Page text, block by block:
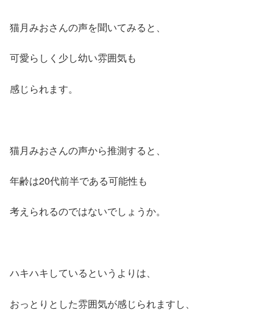
猫月みおさんの声を聞いてみると、
可愛らしく少し幼い雰囲気も
感じられます。
猫月みおさんの声から推測すると、
年齢は20代前半である可能性も
考えられるのではないでしょうか。
ハキハキしているというよりは、
おっとりとした雰囲気が感じられますし、